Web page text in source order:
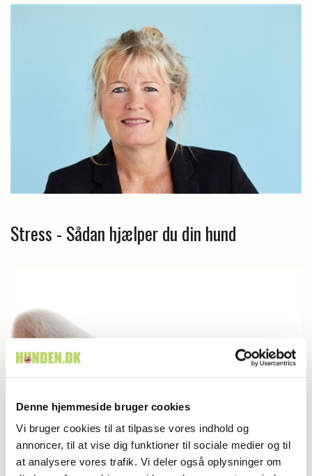
Denne hjemmeside bruger cookies
Vi bruger cookies til at tilpasse vores indhold og
annoncer, til at vise dig funktioner til sociale medier og til
at analysere vores trafik. Vi deler også oplysninger om
Stress - Sådan hjælper du din hund
Blog - Vivian Birlie